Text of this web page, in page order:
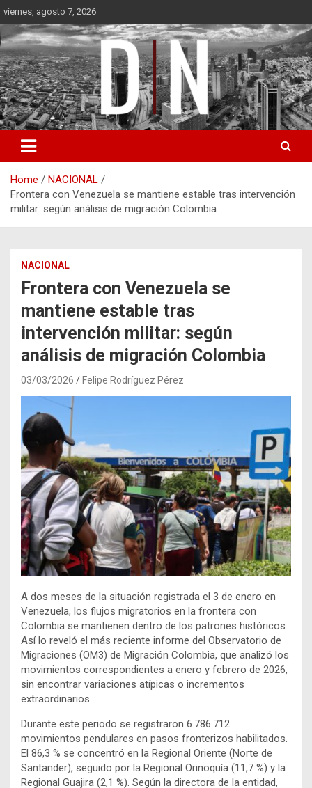
Skip
to
content
viernes, agosto 7, 2026
Diámetro Noticias
Home
NACIONAL
Frontera con Venezuela se mantiene estable tras intervención
militar: según análisis de migración Colombia
NACIONAL
Frontera con Venezuela se
mantiene estable tras
intervención militar: según
análisis de migración Colombia
03/03/2026 Felipe Rodríguez Pérez
A dos meses de la situación registrada el 3 de enero en
Venezuela, los flujos migratorios en la frontera con
Colombia se mantienen dentro de los patrones históricos.
Así lo reveló el más reciente informe del Observatorio de
Migraciones (OM3) de Migración Colombia, que analizó los
movimientos correspondientes a enero y febrero de 2026,
sin encontrar variaciones atípicas o incrementos
extraordinarios.
Durante este periodo se registraron 6.786.712
movimientos pendulares en pasos fronterizos habilitados.
El 86,3 % se concentró en la Regional Oriente (Norte de
Santander), seguido por la Regional Orinoquía (11,7 %) y la
Regional Guajira (2,1 %). Según la directora de la entidad,